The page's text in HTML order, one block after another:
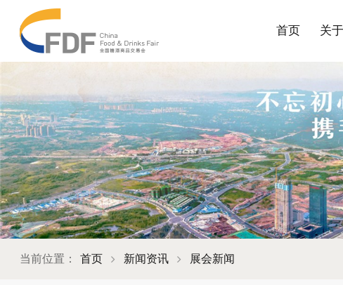
首页 关
当前位置： 首页 新闻资讯 展会新闻